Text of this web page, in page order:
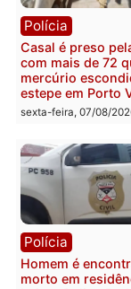
Polícia
2 MILHÕES –
que
transparência e
na operação
sexta-feira, 07/08/